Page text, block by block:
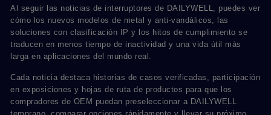
Al seguir las noticias de interruptores de DAILYWELL, puedes ver
cómo los nuevos modelos de metal y anti-vandálicos, las
soluciones con clasificación IP y los hitos de cumplimiento se
traducen en menos tiempo de inactividad y una vida útil más
larga en aplicaciones del mundo real.
Cada noticia destaca historias de casos verificadas, participación
en exposiciones y hojas de ruta de productos para que los
compradores de OEM puedan preseleccionar a DAILYWELL